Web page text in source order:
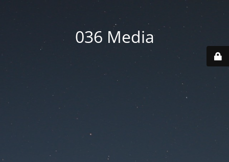
036 Media